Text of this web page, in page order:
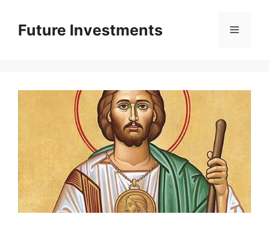
вмістуFuture Investments Меню